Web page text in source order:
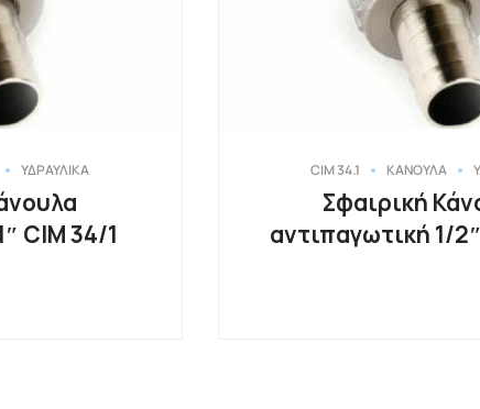
ΥΔΡΑΥΛΙΚΑ
CIM 34/1
CIM 34.1 ΚΑΝΟΥΛΑ
Σφαιρική
αντιπαγωτική 1/